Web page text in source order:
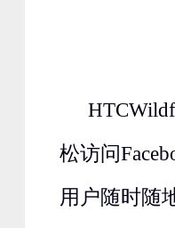
松访问
用户随时随